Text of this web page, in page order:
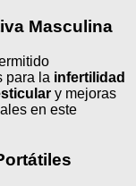
Masculina
para la infertilidad
y mejoras
en este